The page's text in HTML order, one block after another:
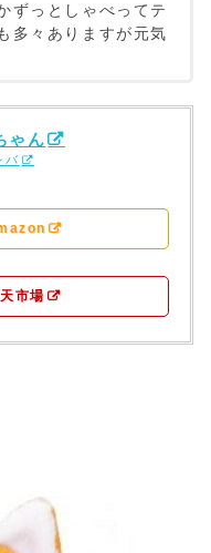
ずっとしゃべってテ
多々ありますが元気
ゃん
バ
市場